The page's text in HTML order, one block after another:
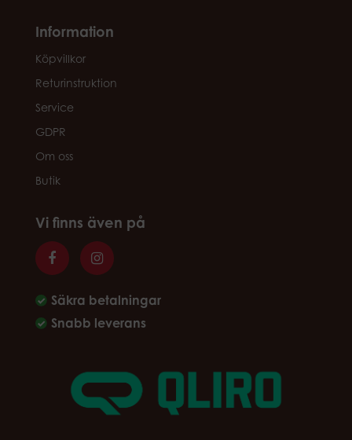
Information
Köpvillkor
Returinstruktion
Service
GDPR
Om oss
Butik
Vi finns även på
Säkra betalningar
Snabb leverans